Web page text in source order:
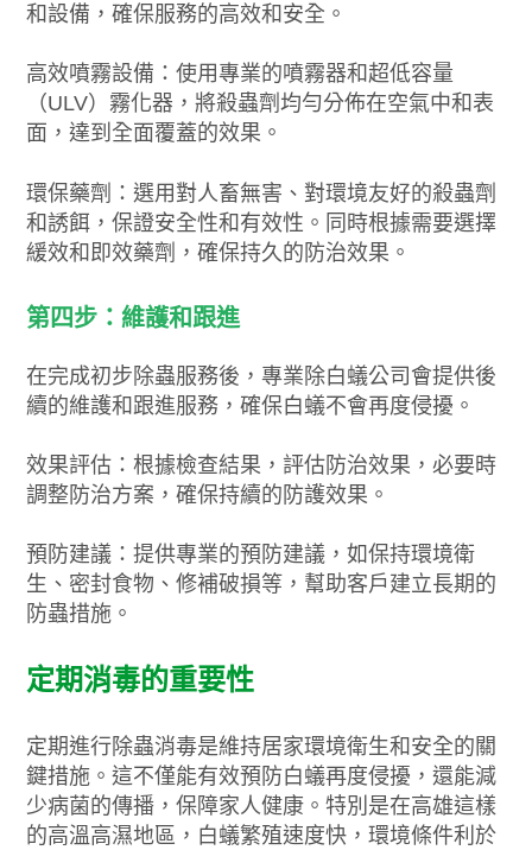
和設備，確保服務的高效和安全。
高效噴霧設備：使用專業的噴霧器和超低容量
（ULV）霧化器，將殺蟲劑均勻分佈在空氣中和表
面，達到全面覆蓋的效果。
環保藥劑：選用對人畜無害、對環境友好的殺蟲劑
和誘餌，保證安全性和有效性。同時根據需要選擇
緩效和即效藥劑，確保持久的防治效果。
第四步：維護和跟進
在完成初步除蟲服務後，專業除白蟻公司會提供後
續的維護和跟進服務，確保白蟻不會再度侵擾。
效果評估：根據檢查結果，評估防治效果，必要時
調整防治方案，確保持續的防護效果。
預防建議：提供專業的預防建議，如保持環境衛
生、密封食物、修補破損等，幫助客戶建立長期的
防蟲措施。
定期消毒的重要性
定期進行除蟲消毒是維持居家環境衛生和安全的關
鍵措施。這不僅能有效預防白蟻再度侵擾，還能減
少病菌的傳播，保障家人健康。特別是在高雄這樣
的高溫高濕地區，白蟻繁殖速度快，環境條件利於